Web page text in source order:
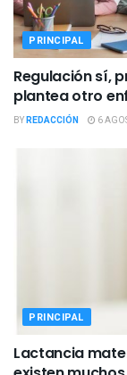
PRINCIPAL
Regulación sí,
plantea otro
BYREDACCIÓN 6
PRINCIPAL
Lactancia